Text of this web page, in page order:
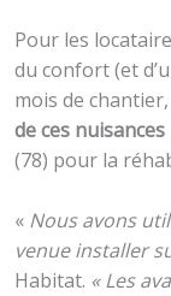
Pour les
du confort (et
mois de
de ces
(78) pour la
« Nous avons
venue installer
Habitat. « Les